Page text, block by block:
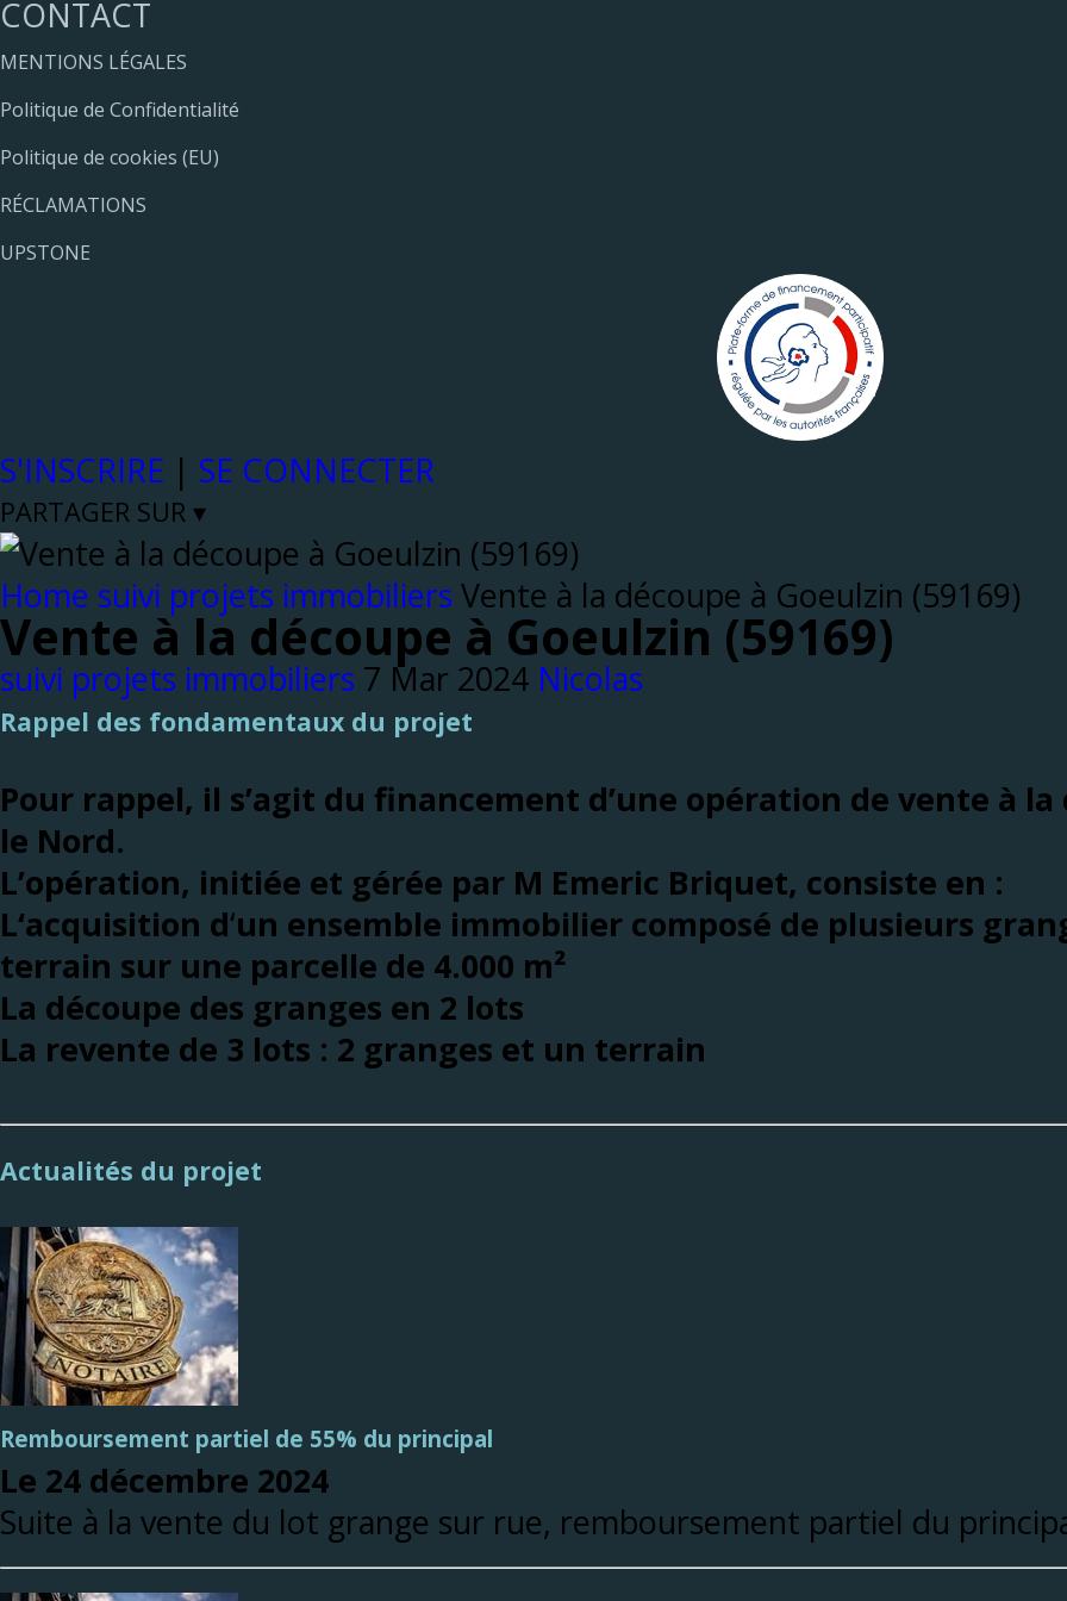
CONTACT
MENTIONS LÉGALES
Politique de Confidentialité
Politique de cookies (EU)
RÉCLAMATIONS
UPSTONE
S'INSCRIRE | SE CONNECTER
PARTAGER SUR ▾
Home suivi projets immobiliersVente à la découpe à Goeulzin (59169)
Vente à la découpe à Goeulzin (59169)
suivi projets immobiliers Nicolas
Rappel des fondamentaux du projet
Pour rappel, il s’agit du financement d’une opération de vente à la
le Nord.
L’opération, initiée et gérée par M Emeric Briquet, consiste en :
L‘acquisition d‘un ensemble immobilier composé de plusieurs
terrain sur une parcelle de 4.000 m²
La découpe des granges en 2 lots
La revente de 3 lots : 2 granges et un terrain
Actualités du projet
Remboursement partiel de 55% du principal
Le 24 décembre 2024
Suite à la vente du lot grange sur rue, remboursement partiel du